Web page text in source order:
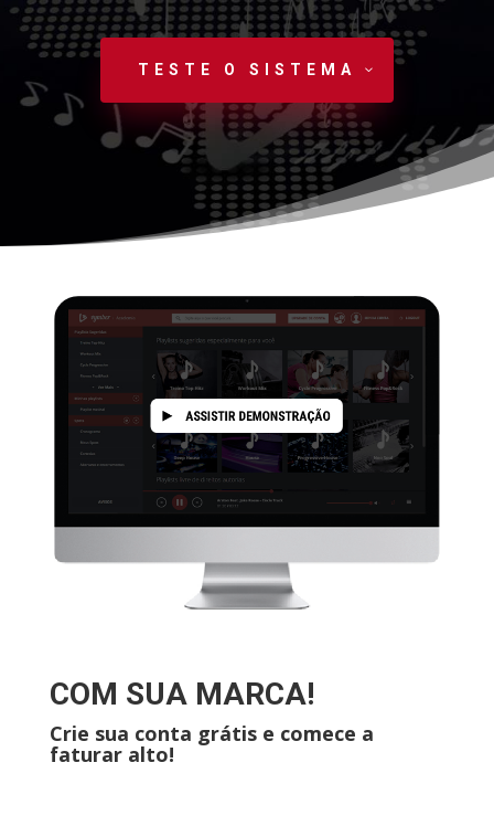
TESTE O SISTEMA
COM SUA MARCA!
Crie sua conta grátis e comece a
faturar alto!